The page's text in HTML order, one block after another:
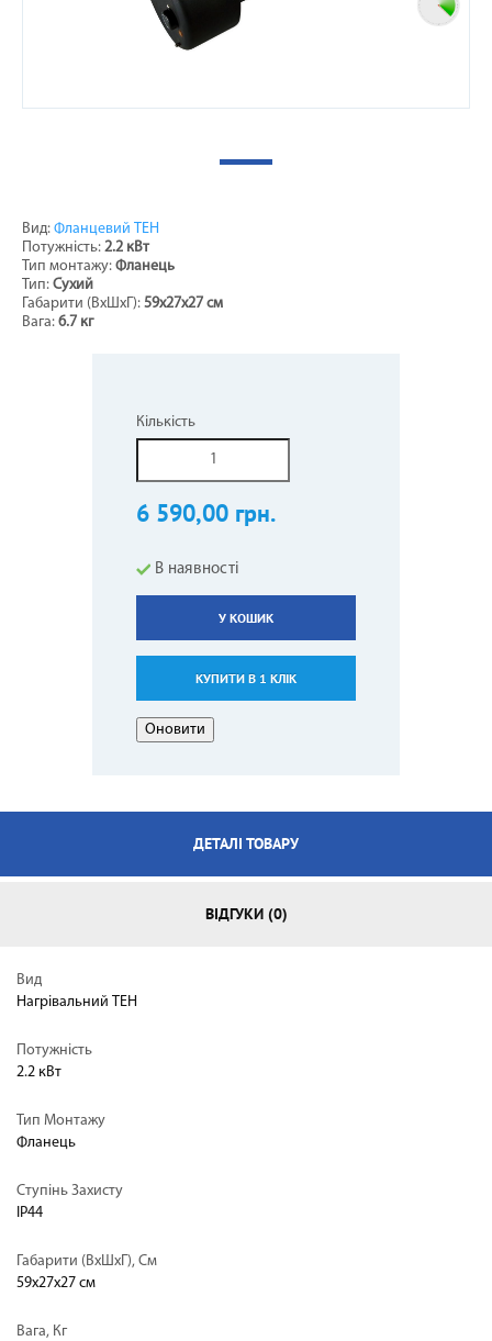
Вид: Фланцевий ТЕН
Потужність: 2.2 кВт
Тип монтажу: Фланець
Тип: Сухий
Габарити (ВхШхГ): 59х27х27 см
Вага: 6.7 кг
Кількість
6 590,00 грн.
В наявності
У КОШИК
КУПИТИ В 1 КЛІК
ДЕТАЛІ ТОВАРУ
ВІДГУКИ (0)
Вид
Нагрівальний ТЕН
Потужність
2.2 кВт
Тип Монтажу
Фланець
Ступінь Захисту
IP44
Габарити (ВхШхГ), См
59х27х27 см
Вага, Кг